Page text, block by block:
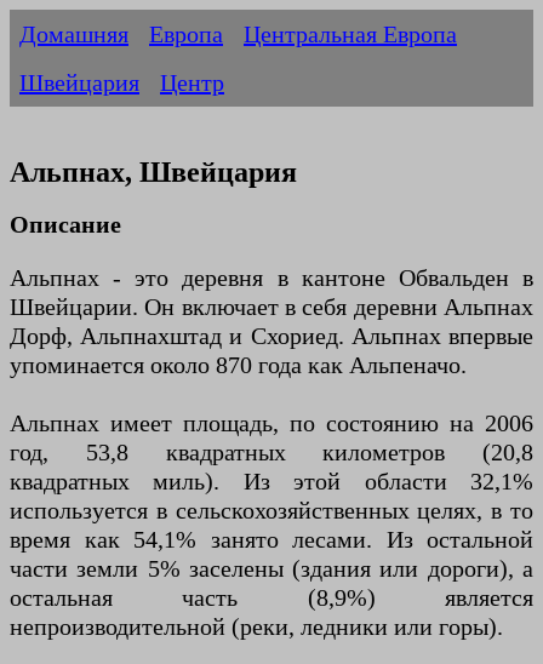
Домашняя Европа
Центральная Европа
Швейцария
Центр
Альпнах, Швейцария
Описание
Альпнах - это деревня в кантоне Обвальден в
Швейцарии. Он включает в себя деревни Альпнах
Дорф, Альпнахштад и Схориед. Альпнах впервые
упоминается около 870 года как Альпеначо.
Альпнах имеет площадь, по состоянию на 2006
год, 53,8 квадратных километров (20,8
квадратных миль). Из этой области 32,1%
используется в сельскохозяйственных целях, в то
время как 54,1% занято лесами. Из остальной
части земли 5% заселены (здания или дороги), а
остальная часть (8,9%) является
непроизводительной (реки, ледники или горы).